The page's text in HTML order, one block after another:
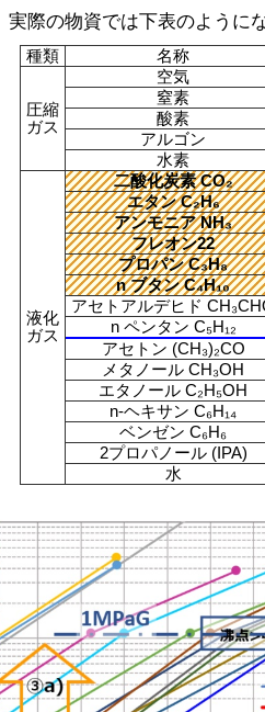
実際の物資では下表のようにな
種類 名称
圧縮
ガス
空気
窒素
酸素
アルゴン
水素
液化
ガス
二酸化炭素 CO₂
エタン C₂H₆
アンモニア NH₃
フレオン22
プロパン C₃H₈
n ブタン C₄H₁₀
アセトアルデヒド
n ペンタン C₅H₁₂
アセトン (CH₃)₂CO
メタノール CH₃OH
エタノール C₂H₅OH
n-ヘキサン C₆H₁₄
ベンゼン C₆H₆
2プロパノール (IPA)
水